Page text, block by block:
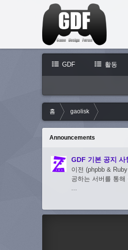
GDF 활동
홈 gaolisk
Announcements
GDF 기본 공지 사
이전 (phpbb &
공하는 서버를 통해
...